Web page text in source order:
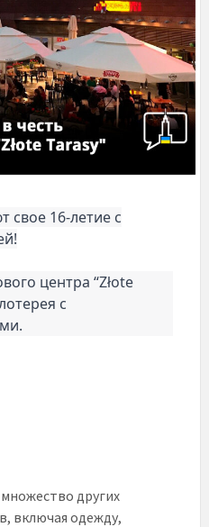
свое 16-летие с
центра “Złote
с
других
включая одежду,